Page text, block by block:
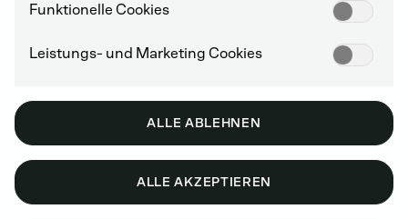
Funktionelle Cookies
Leistungs- und Marketing Cookies
ALLE ABLEHNEN
ALLE AKZEPTIEREN